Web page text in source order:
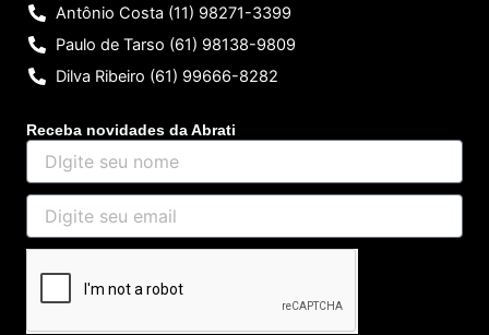
Antônio Costa (11) 98271-3399
Paulo de Tarso (61) 98138-9809
Dilva Ribeiro (61) 99666-8282
Receba novidades da Abrati
DIgite
seu
nome
Digite
seu
email